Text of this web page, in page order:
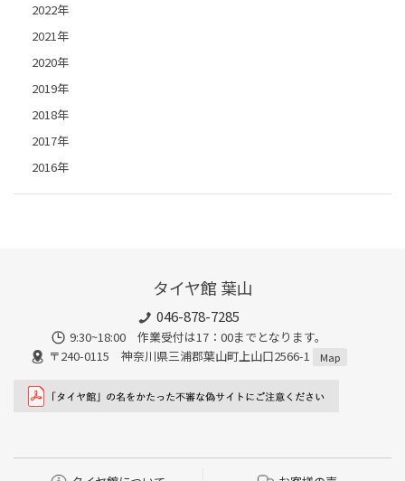
2022年
2021年
2020年
2019年
2018年
2017年
2016年
タイヤ館 葉山
046-878-7285
9:30~18:00 作業受付は17：00までとなります。
〒240-0115 神奈川県三浦郡葉山町上山口2566-1
Map